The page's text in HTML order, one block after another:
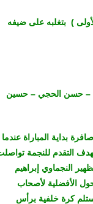
) بتغلبه على ضيفه
– حسن الحجي – حسين
بداية المباراة عندما
التقدم للنجمة
القائم الخلجاوي كرة الظهير النجماوي إبراهيم
الأفضلية لأصحاب
الذي استلم كرة خلفية برأس